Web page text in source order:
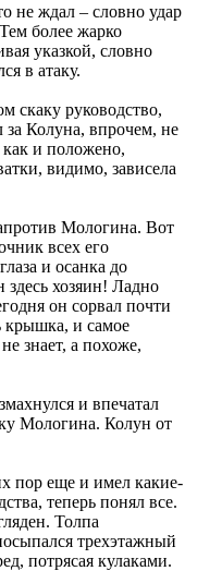
не ждал – словно удар
более жарко
указкой, словно
в атаку.
скаку руководство,
за Колуна, впрочем, не
и положено,
видимо, зависела
Мологина. Вот
всех его
и осанка до
здесь хозяин! Ладно
он сорвал почти
крышка, и самое
знает, а похоже,
и впечатал
Мологина. Колун от
пор еще и имел какие-
теперь понял все.
Толпа
трехэтажный
потрясая кулаками.